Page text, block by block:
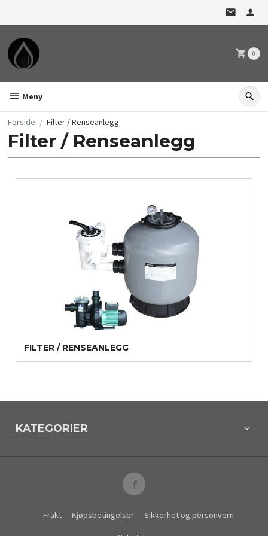
0
Meny
Forside Filter / Renseanlegg
Filter / Renseanlegg
FILTER / RENSEANLEGG
KATEGORIER
Frakt Kjøpsbetingelser Sikkerhet og personvern